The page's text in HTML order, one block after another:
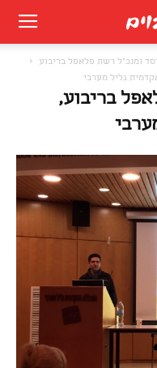
ומנכ"ל רשת פלאפל בריבוע
גליל מערבי
בריבוע,